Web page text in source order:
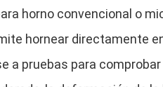
horno convencional o
hornear directamente
a pruebas para comprobar